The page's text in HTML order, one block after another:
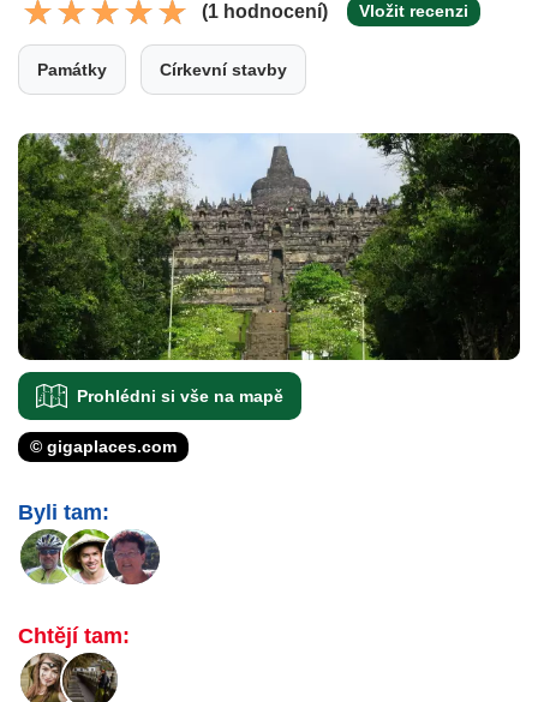
(1 hodnocení) Vložit recenzi
Památky Církevní stavby
Prohlédni si vše na mapě
© gigaplaces.com
Byli tam:
Chtějí tam: